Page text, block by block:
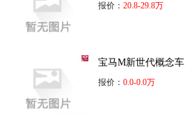
报价： 20.8-29.8万
宝马M新世代概念车
报价： 0.0-0.0万